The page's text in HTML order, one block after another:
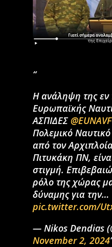
Η ανάληψη της εν
Ευρωπαϊκής
ΑΣΠΙΔΕΣ
Πολεμικό
από τον
Πιτυκάκη ΠΝ,
στιγμή.
ρόλο της χώρας
δύναμης για την…
pic.twitter.com/
— Nikos Dendias
November 2, 2024